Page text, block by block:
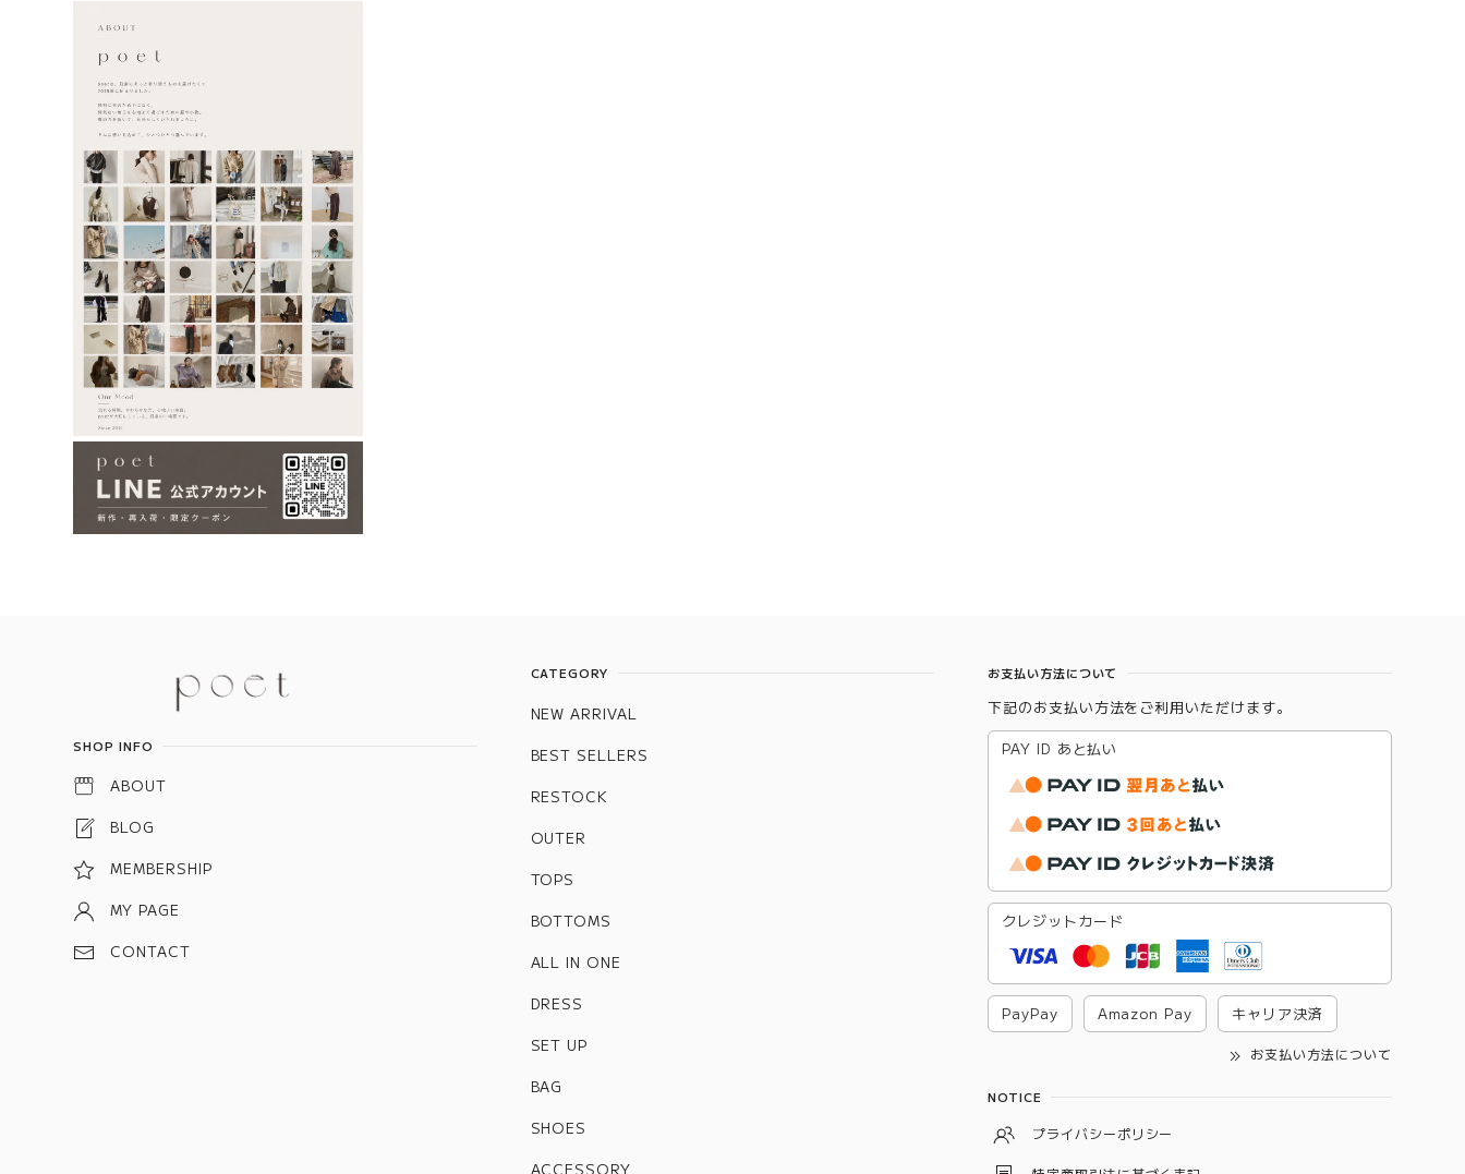
Information
SHOP INFO
ABOUT
BLOG
MEMBERSHIP
MY PAGE
CONTACT
CATEGORY
NEW ARRIVAL
BEST SELLERS
RESTOCK
OUTER
TOPS
BOTTOMS
ALL IN ONE
DRESS
SET UP
BAG
SHOES
ACCESSORY
お支払い方法について
下記のお支払い方法をご利用いただけます。
PAY ID あと払い
クレジットカード
PayPay Amazon Pay キャリア決済
お支払い方法について
NOTICE
プライバシーポリシー